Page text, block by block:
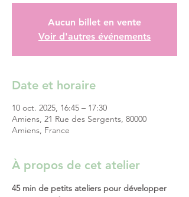
Aucun billet en vente
Voir d'autres événements
Date et horaire
10 oct. 2025, 16:45 – 17:30
Amiens, 21 Rue des Sergents, 80000
Amiens, France
À propos de cet atelier
45 min de petits ateliers pour développer